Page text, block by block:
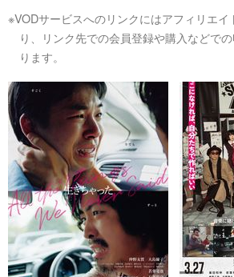
※VODサービスへのリンクにはアフィリエイ
り、リンク先での会員登録や購入などで
ります。